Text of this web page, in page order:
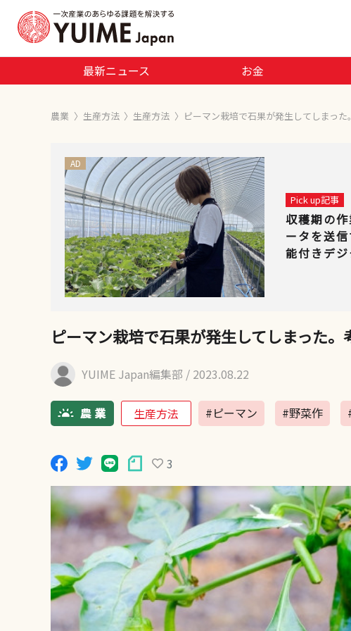
最新ニュース お金
農業 〉 生産方法 〉 生産方法 〉 ピーマン栽培で石果が発生してしまっ
AD
Pick up記事
収穫期の
ータを送
能付きデジ
ピーマン栽培で石果が発生してしまった
YUIME Japan編集部 / 2023.08.22
生産方法 #ピーマン #野菜作
3